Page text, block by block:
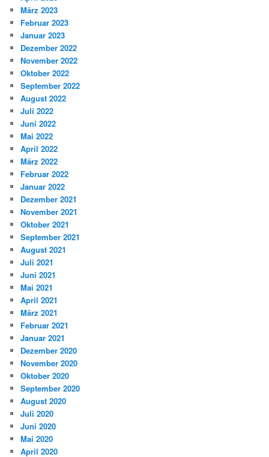
März 2023
Februar 2023
Januar 2023
Dezember 2022
November 2022
Oktober 2022
September 2022
August 2022
Juli 2022
Juni 2022
Mai 2022
April 2022
März 2022
Februar 2022
Januar 2022
Dezember 2021
November 2021
Oktober 2021
September 2021
August 2021
Juli 2021
Juni 2021
Mai 2021
April 2021
März 2021
Februar 2021
Januar 2021
Dezember 2020
November 2020
Oktober 2020
September 2020
August 2020
Juli 2020
Juni 2020
Mai 2020
April 2020